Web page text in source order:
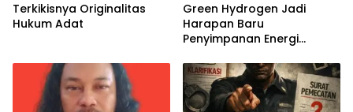
Terkikisnya Originalitas
Hukum Adat
Green Hydrogen Jadi
Harapan Baru
Penyimpanan Energi